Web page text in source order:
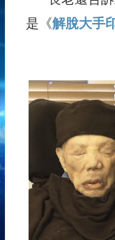
是《解脫大手